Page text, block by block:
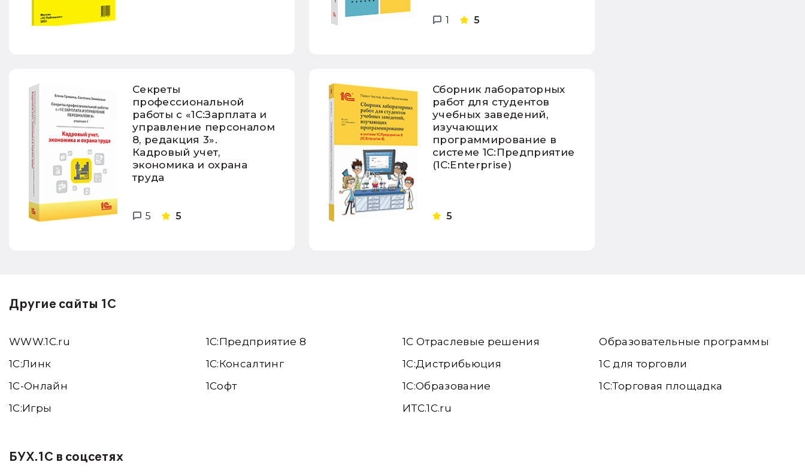
1 5
Секреты
профессиональной
работы с «1С:Зарплата и
управление персоналом
8, редакция 3».
Кадровый учет,
экономика и охрана
труда
5 5
Сборник лабораторных
работ для студентов
учебных заведений,
изучающих
программирование в
системе 1С:Предприятие
(1С:Enterprise)
5
Другие сайты 1С
WWW.1С.ru
1С:Линк
1С-Онлайн
1C:Игры
1С:Предприятие 8
1С:Консалтинг
1Софт
1С Отраслевые решения
1С:Дистрибьюция
1С:Образование
ИТС.1C.ru
Образовательные программы
1С для торговли
1С:Торговая площадка
БУХ.1С в соцсетях